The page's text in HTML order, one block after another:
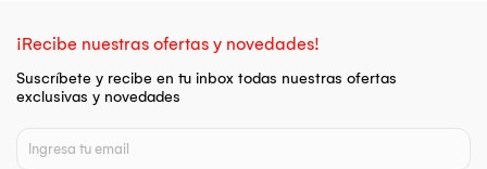
¡Recibe nuestras ofertas y novedades!
Suscríbete y recibe en tu inbox todas nuestras ofertas
exclusivas y novedades